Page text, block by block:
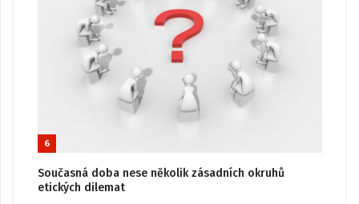
6
Současná doba nese několik zásadních okruhů
etických dilemat